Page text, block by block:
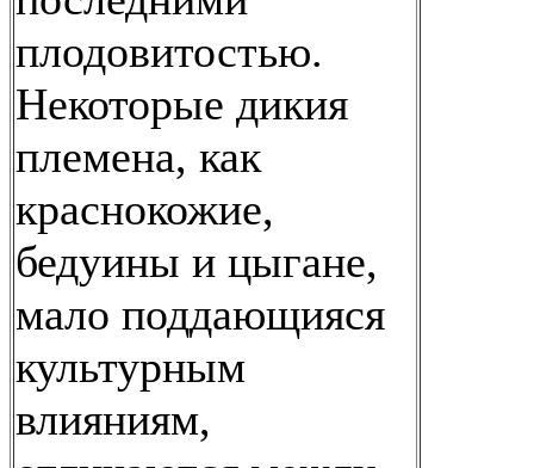
плодовитостью.
Некоторые дикия
племена, как
краснокожие,
бедуины и цыгане,
мало поддающияся
культурным
влияниям,